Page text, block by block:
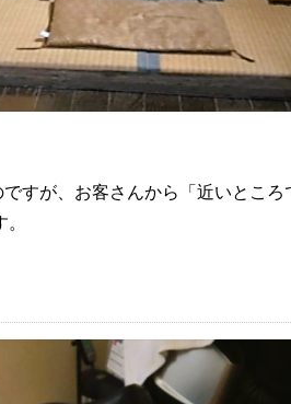
すが、お客さんから「近いとこ